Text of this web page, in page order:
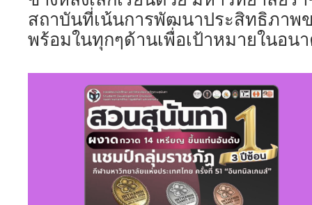
สถาบันที่เน้นการพัฒนาประสิทธิภา
พร้อมในทุกๆด้านเพื่อเป้าหมายในอน